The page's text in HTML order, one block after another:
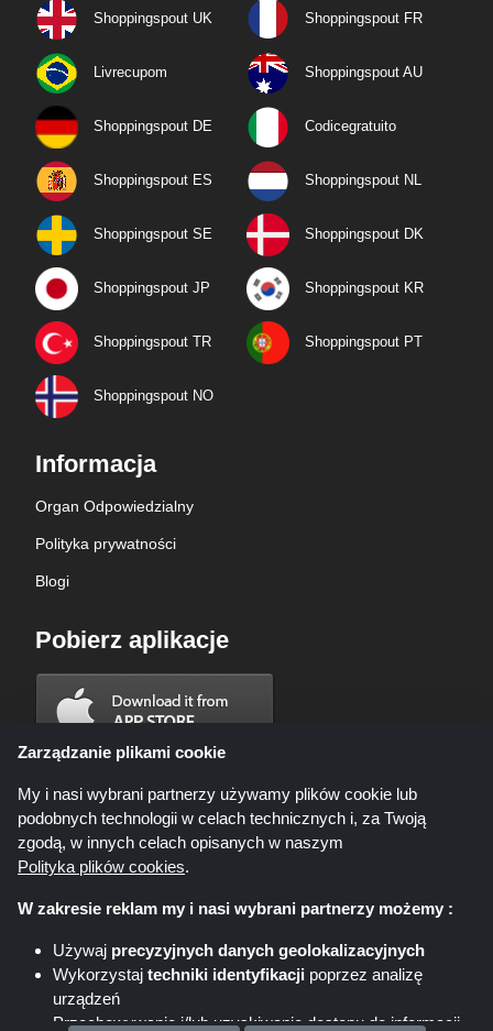
Shoppingspout UK Shoppingspout FR
Livrecupom Shoppingspout AU
Shoppingspout DE Codicegratuito
Shoppingspout ES Shoppingspout NL
Shoppingspout SE Shoppingspout DK
Shoppingspout JP Shoppingspout KR
Shoppingspout TR Shoppingspout PT
Shoppingspout NO
Informacja
Organ Odpowiedzialny
Polityka prywatności
Blogi
Pobierz aplikacje
Shoppingspout.com/pl ani jego personel nie są zaangażowani, gdy
dokonujesz zakupu za pośrednictwem tych linków, Shoppingspout.com/pl
zarabia prowizję wyłącznie za pośrednictwem tych linków/ofert.
Zarządzanie plikami cookie
My i nasi wybrani partnerzy używamy plików cookie lub
podobnych technologii w celach technicznych i, za Twoją
zgodą, w innych celach opisanych w naszym
Polityka plików cookies.
W zakresie reklam my i nasi wybrani partnerzy możemy :
Używaj precyzyjnych danych geolokalizacyjnych
Wykorzystaj techniki identyfikacji poprzez analizę
urządzeń
Przechowywanie i/lub uzyskiwanie dostępu do informacji